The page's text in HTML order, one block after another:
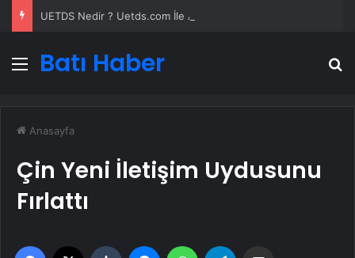
Menü
Batı Haber
Anasayfa
Çin Yeni İletişim Uydusunu
Fırlattı
Facebook Tumblr MessengerWhatsApp